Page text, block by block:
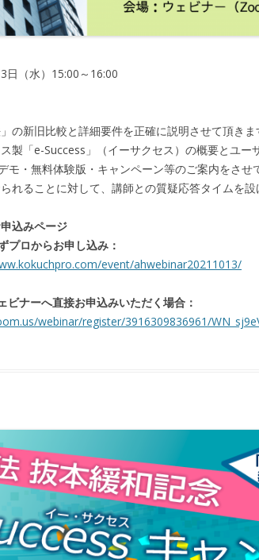
日（水）15:00～16:00
の新旧比較と詳細要件を正確に説明させて頂きま
製「e-Success」（イーサクセス）の概要とユー
モ・無料体験版・キャンペーン等のご案内をさせ
れることに対して、講師との質疑応答タイムを設
込みページ
プロからお申し込み：
event/ahwebinar20211013/
ビナーへ直接お申込みいただく場合：
webinar/register/3916309836961/